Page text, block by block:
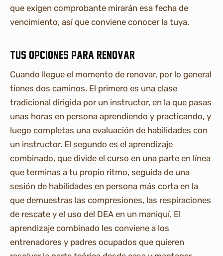
que exigen comprobante mirarán esa fecha de
vencimiento, así que conviene conocer la tuya.
Tus opciones para renovar
Cuando llegue el momento de renovar, por lo general
tienes dos caminos. El primero es una clase
tradicional dirigida por un instructor, en la que pasas
unas horas en persona aprendiendo y practicando, y
luego completas una evaluación de habilidades con
un instructor. El segundo es el aprendizaje
combinado, que divide el curso en una parte en línea
que terminas a tu propio ritmo, seguida de una
sesión de habilidades en persona más corta en la
que demuestras las compresiones, las respiraciones
de rescate y el uso del DEA en un maniquí. El
aprendizaje combinado les conviene a los
entrenadores y padres ocupados que quieren